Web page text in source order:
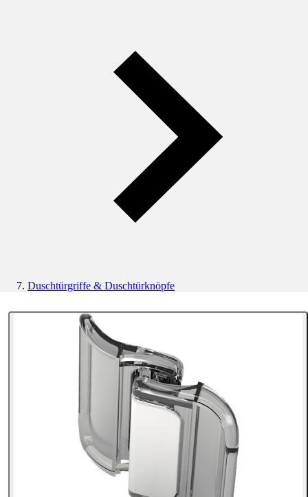
Duschtürgriffe & Duschtürknöpfe